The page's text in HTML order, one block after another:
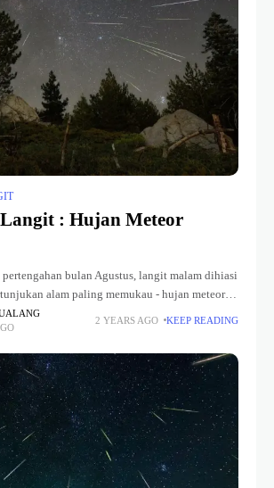
: Hujan Meteor
pertengahan bulan Agustus, langit malam dihiasi
alam paling memukau - hujan meteor
astronomi tahunan ini menarik perhatian para
2 YEARS AGO KEEP READING